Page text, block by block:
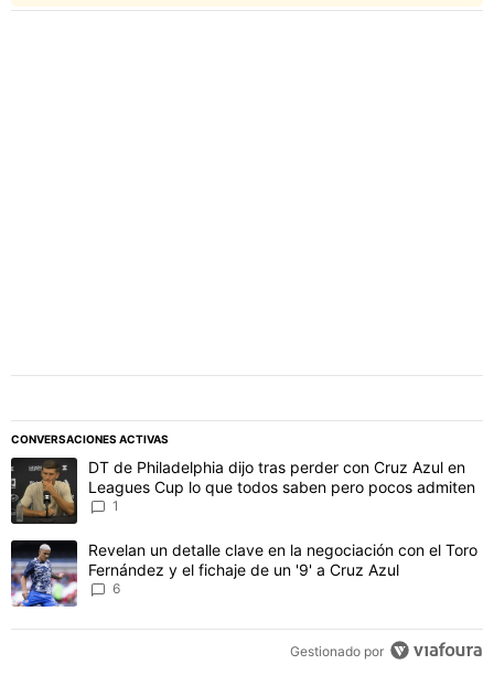
CONVERSACIONES ACTIVAS
Este listado muestra los artículos con más comentarios en los
Un artículo de tendencia con el título "DT de Philadelphia dijo
DT de Philadelphia dijo tras perder con Cruz Azul en
Leagues Cup lo que todos saben pero pocos admiten
1
Un artículo de tendencia con el título "Revelan un detalle clave
Revelan un detalle clave en la negociación con el Toro
Fernández y el fichaje de un '9' a Cruz Azul
6
Gestionado por